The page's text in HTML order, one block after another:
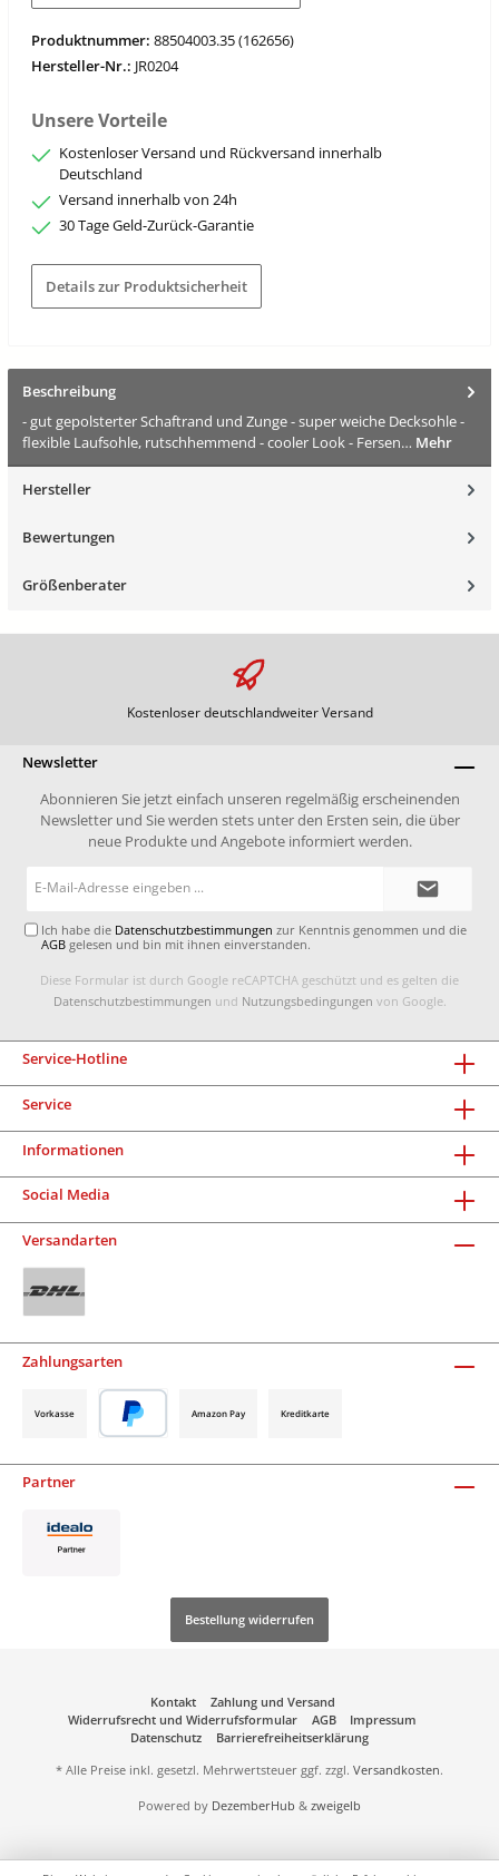
Produktnummer: 88504003.35 (162656)
Hersteller-Nr.: JR0204
Unsere Vorteile
Kostenloser Versand und Rückversand innerhalb
Deutschland
Versand innerhalb von 24h
30 Tage Geld-Zurück-Garantie
Details zur Produktsicherheit
Beschreibung
- gut gepolsterter Schaftrand und Zunge - super weiche Decksohle -
flexible Laufsohle, rutschhemmend - cooler Look - Fersen… Mehr
Hersteller
Bewertungen
Größenberater
Kostenloser deutschlandweiter Versand
Newsletter
Abonnieren Sie jetzt einfach unseren regelmäßig erscheinenden
Newsletter und Sie werden stets unter den Ersten sein, die über
neue Produkte und Angebote informiert werden.
Ich habe die Datenschutzbestimmungen zur Kenntnis genommen und die
AGB gelesen und bin mit ihnen einverstanden.
Diese Formular ist durch Google reCAPTCHA geschützt und es gelten die
Datenschutzbestimmungen und Nutzungsbedingungen von Google.
Service-Hotline
Service
Informationen
Social Media
Versandarten
Zahlungsarten
Vorkasse Amazon Pay Kreditkarte
Partner
Bestellung widerrufen
Kontakt
Zahlung und Versand
Widerrufsrecht und Widerrufsformular
AGB
Impressum
Datenschutz
Barrierefreiheitserklärung
* Alle Preise inkl. gesetzl. Mehrwertsteuer ggf. zzgl. Versandkosten.
Powered by DezemberHub & zweigelb